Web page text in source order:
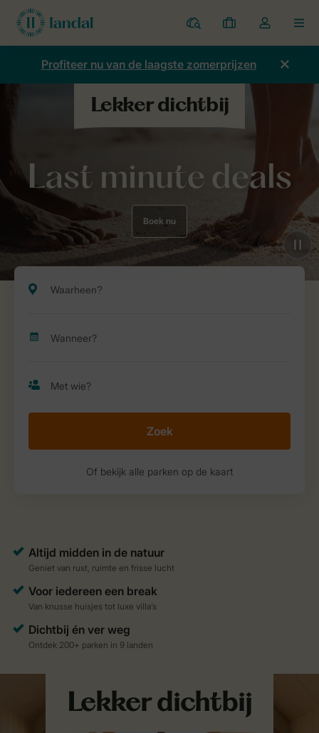
Parken
Mijn
boekingen
Open
de
dropdown
Profiteer nu van de laagste zomerprijzen
Last minute deals
Boek nu
Zoek
Of bekijk alle parken op de kaart